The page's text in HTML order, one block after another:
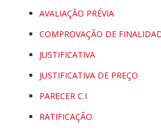
AVALIAÇÃO PRÉVIA
COMPROVAÇÃO DE
JUSTIFICATIVA
JUSTIFICATIVA DE PREÇO
PARECER C.I
RATIFICAÇÃO